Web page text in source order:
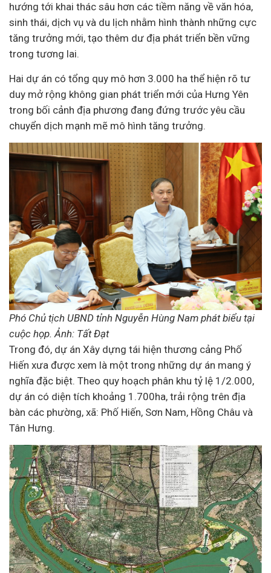
hướng tới khai thác sâu hơn các tiềm năng về văn hóa,
sinh thái, dịch vụ và du lịch nhằm hình thành những cực
tăng trưởng mới, tạo thêm dư địa phát triển bền vững
trong tương lai.
Hai dự án có tổng quy mô hơn 3.000 ha thể hiện rõ tư
duy mở rộng không gian phát triển mới của Hưng Yên
trong bối cảnh địa phương đang đứng trước yêu cầu
chuyển dịch mạnh mẽ mô hình tăng trưởng.
Phó Chủ tịch UBND tỉnh Nguyễn Hùng Nam phát biểu tại
cuộc họp. Ảnh: Tất Đạt
Trong đó, dự án Xây dựng tái hiện thương cảng Phố
Hiến xưa được xem là một trong những dự án mang ý
nghĩa đặc biệt. Theo quy hoạch phân khu tỷ lệ 1/2.000,
dự án có diện tích khoảng 1.700ha, trải rộng trên địa
bàn các phường, xã: Phố Hiến, Sơn Nam, Hồng Châu và
Tân Hưng.